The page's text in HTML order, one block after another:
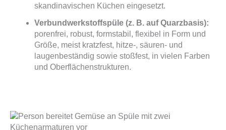
skandinavischen Küchen eingesetzt.
Verbundwerkstoffspüle (z. B. auf Quarzbasis):
porenfrei, robust, formstabil, flexibel in Form und
Größe, meist kratzfest, hitze-, säuren- und
laugenbeständig sowie stoßfest, in vielen Farben
und Oberflächenstrukturen.